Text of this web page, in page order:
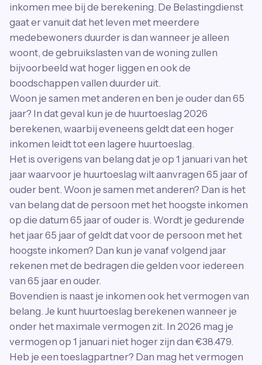
inkomen mee bij de berekening. De Belastingdienst
gaat er vanuit dat het leven met meerdere
medebewoners duurder is dan wanneer je alleen
woont, de gebruikslasten van de woning zullen
bijvoorbeeld wat hoger liggen en ook de
boodschappen vallen duurder uit.
Woon je samen met anderen en ben je ouder dan 65
jaar? In dat geval kun je de huurtoeslag 2026
berekenen, waarbij eveneens geldt dat een hoger
inkomen leidt tot een lagere huurtoeslag.
Het is overigens van belang dat je op 1 januari van het
jaar waarvoor je huurtoeslag wilt aanvragen 65 jaar of
ouder bent. Woon je samen met anderen? Dan is het
van belang dat de persoon met het hoogste inkomen
op die datum 65 jaar of ouder is. Wordt je gedurende
het jaar 65 jaar of geldt dat voor de persoon met het
hoogste inkomen? Dan kun je vanaf volgend jaar
rekenen met de bedragen die gelden voor iedereen
van 65 jaar en ouder.
Bovendien is naast je inkomen ook het vermogen van
belang. Je kunt huurtoeslag berekenen wanneer je
onder het maximale vermogen zit. In 2026 mag je
vermogen op 1 januari niet hoger zijn dan €38.479.
Heb je een toeslagpartner? Dan mag het vermogen